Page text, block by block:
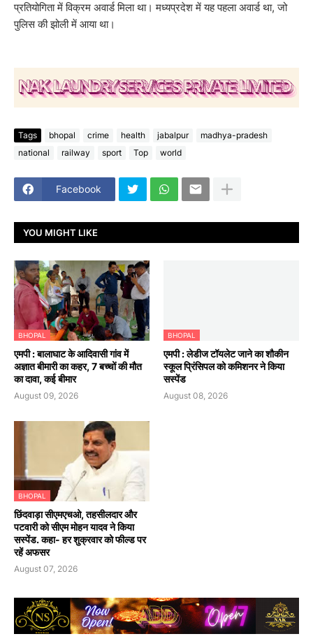
प्रतियोगिता में विक्रम अवार्ड मिला था। मध्यप्रदेश में यह पहला अवार्ड था, जो
पुलिस की झोली में आया था।
Tags bhopal crime health jabalpur
madhya-pradesh
national
railway sport Top world
Facebook
YOU MIGHT LIKE
BHOPAL
एमपी : बालाघाट के आदिवासी गांव में
अज्ञात बीमारी का कहर, 7 बच्चों की मौत
का दावा, कई बीमार
August 09, 2026
BHOPAL
एमपी : लेडीज टॉयलेट जाने का शौकीन
स्कूल प्रिंसिपल को कमिशनर ने किया
सस्पेंड
August 08, 2026
BHOPAL
छिंदवाड़ा सीएमएचओ, तहसीलदार और
पटवारी को सीएम मोहन यादव ने किया
सस्पेंड. कहा- हर शुक्रवार को फील्ड पर
रहें अफसर
August 07, 2026